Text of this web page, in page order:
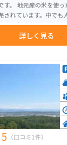
のこと、
れています。中でも
もち米の独特な甘さと
る場合は、広々とした駐
道の駅には、観光案内
最適な場所です。 周辺には、
夏場は緑一面の稲穂
ひまわり畑やラベン
詳しく見る
5 （口コミ1件）